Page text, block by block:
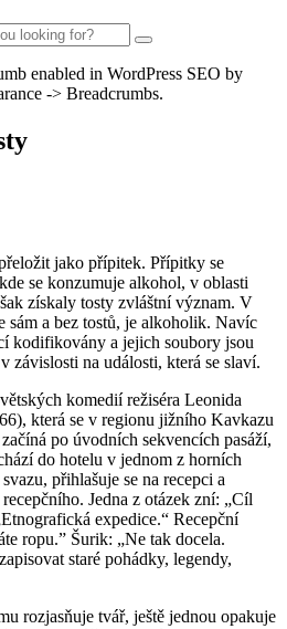
enabled in WordPress SEO by
-> Breadcrumbs.
jako přípitek. Přípitky se
se konzumuje alkohol, v oblasti
získaly tosty zvláštní význam. V
sám a bez tostů, je alkoholik. Navíc
kodifikovány a jejich soubory jsou
závislosti na události, která se slaví.
komedií režiséra Leonida
která se v regionu jižního Kavkazu
po úvodních sekvencích pasáží,
do hotelu v jednom z horních
přihlašuje se na recepci a
Jedna z otázek zní: „Cíl
expedice.“ Recepční
ropu.” Šurik: „Ne tak docela.
staré pohádky, legendy,
rozjasňuje tvář, ještě jednou opakuje